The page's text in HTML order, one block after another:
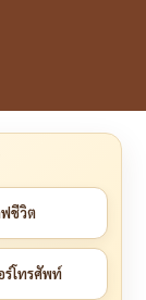
ฟชีวิต
ร์โทรศัพท์